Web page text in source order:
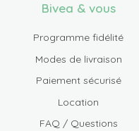
Bivea & vous
Programme fidélité
Modes de livraison
Paiement sécurisé
Location
FAQ / Questions